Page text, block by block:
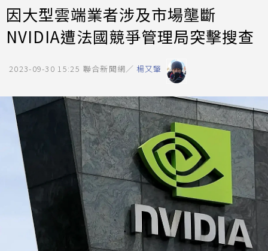
因大型雲端業者涉及市場壟斷
NVIDIA遭法國競爭管理局突擊搜查
2023-09-30 15:25 聯合新聞網／ 楊又肇